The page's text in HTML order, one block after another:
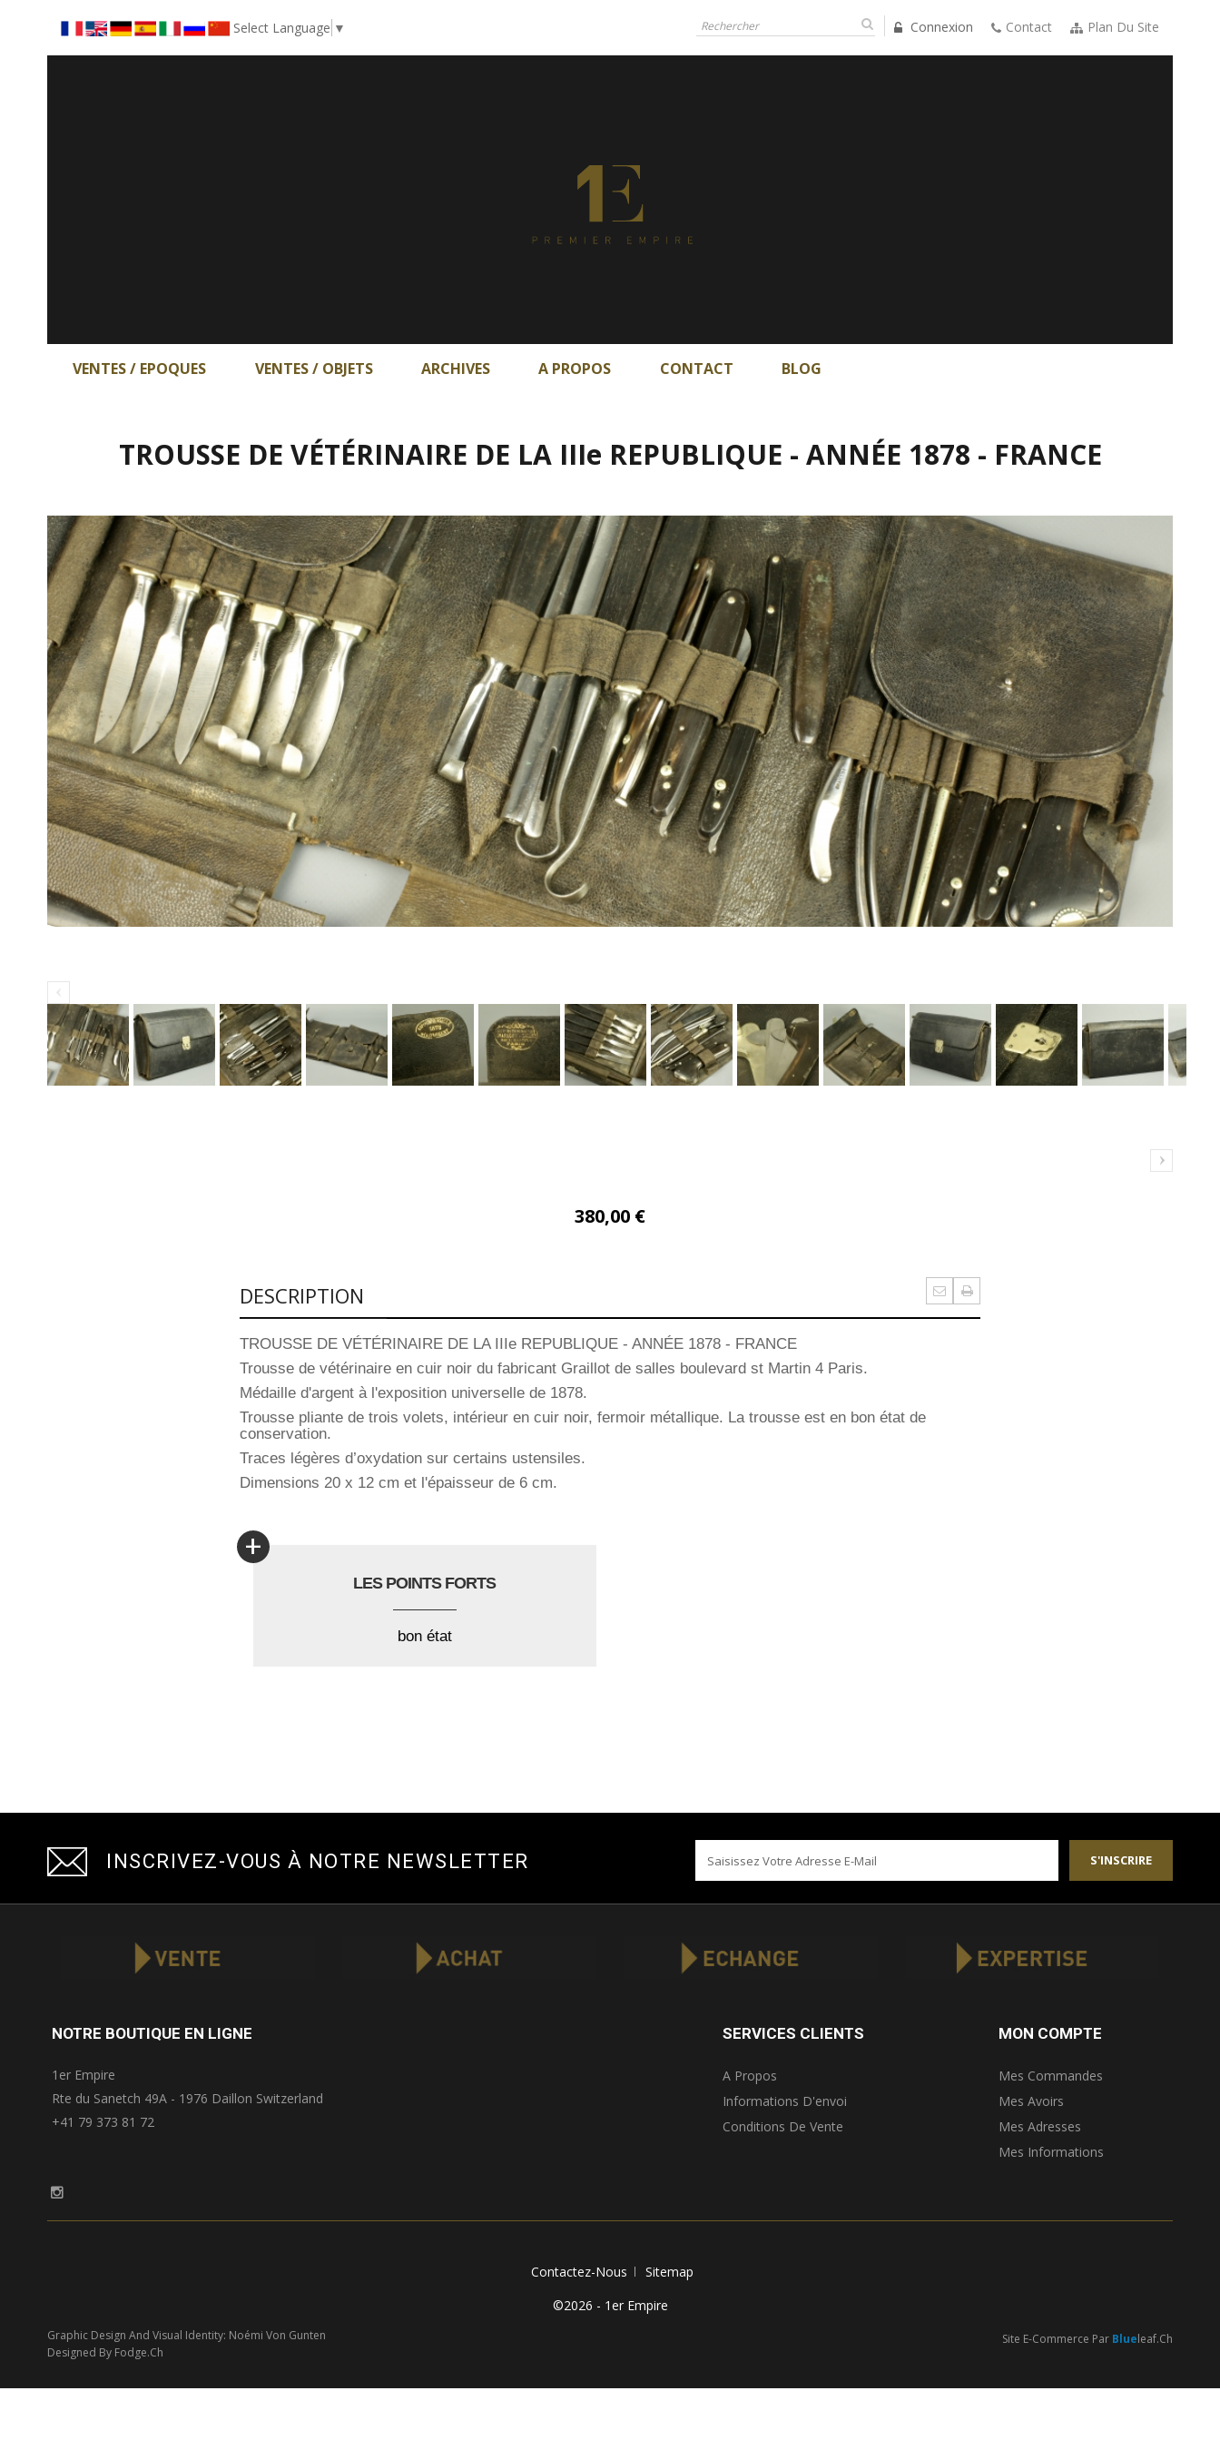
Select Language ▼ Contact Plan Du Site
Connexion
VENTES / EPOQUES VENTES / OBJETS ARCHIVES A PROPOS CONTACT BLOG
TROUSSE DE VÉTÉRINAIRE DE LA IIIe REPUBLIQUE - ANNÉE 1878 - FRANCE
380,00 €
DESCRIPTION
TROUSSE DE VÉTÉRINAIRE DE LA IIIe REPUBLIQUE - ANNÉE 1878 - FRANCE
Trousse de vétérinaire en cuir noir du fabricant Graillot de salles boulevard st Martin 4 Paris.
Médaille d'argent à l'exposition universelle de 1878.
Trousse pliante de trois volets, intérieur en cuir noir, fermoir métallique. La trousse est en bon état de
conservation.
Traces légères d’oxydation sur certains ustensiles.
Dimensions 20 x 12 cm et l'épaisseur de 6 cm.
+
LES POINTS FORTS
bon état
INSCRIVEZ-VOUS À NOTRE NEWSLETTER S'INSCRIRE
NOTRE BOUTIQUE EN LIGNE
1er Empire
Rte du Sanetch 49A - 1976 Daillon Switzerland
+41 79 373 81 72
SERVICES CLIENTS
A Propos
Informations D'envoi
Conditions De Vente
MON COMPTE
Mes Commandes
Mes Avoirs
Mes Adresses
Mes Informations
Contactez-Nous
Sitemap
©2026 - 1er Empire
Graphic Design And Visual Identity: Noémi Von Gunten
Designed By Fodge.ch
Site E-Commerce Par BlueLeaf.ch